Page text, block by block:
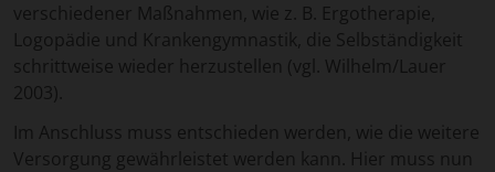
verschiedener Maßnahmen, wie z. B. Ergotherapie,
Logopädie und Krankengymnastik, die Selbständigkeit
schrittweise wieder herzustellen (vgl. Wilhelm/Lauer
2003).
Im Anschluss muss entschieden werden, wie die weitere
Versorgung gewährleistet werden kann. Hier muss nun